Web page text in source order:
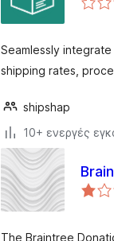
Seamlessly
shipping rates,
shipshap
10+ ενεργές
The Braintree